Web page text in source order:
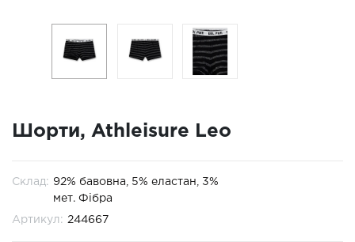
Шорти, Athleisure Leo
Склад: 92% бавовна, 5% еластан, 3%
мет. Фібра
Артикул: 244667